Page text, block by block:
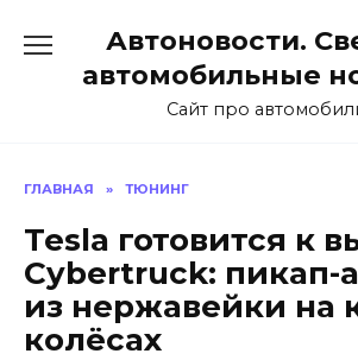
содержанию
Автоновости.
автомобильные
Сайт про
ГЛАВНАЯ » ТЮНИНГ
Tesla готовится к
Cybertruck:
из нержавейки на
колёсах